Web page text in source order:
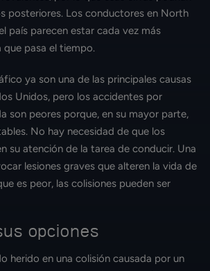
posteriores. Los conductores en North
país parecen estar cada vez más
pasa el tiempo.
ya son una de las principales causas
Unidos, pero los accidentes por
son peores porque, en su mayor parte,
No hay necesidad de que los
su atención de la tarea de conducir. Una
lesiones graves que alteren la vida de
es peor, las colisiones pueden ser
opciones
herido en una colisión causada por un